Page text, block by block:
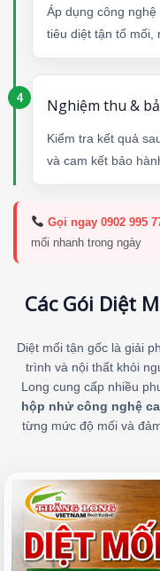
Áp dụng công
tiêu diệt tận tổ mối,
Nghiệm thu &
Kiểm tra kết quả
và cam kết bảo
Gọi ngay 0902 995
mối nhanh trong ngày
Các Gói Diệt
Diệt mối tận gốc là giải
trình và nội thất khỏi
Long cung cấp nhiều
hộp nhử công nghệ
từng mức độ mối và